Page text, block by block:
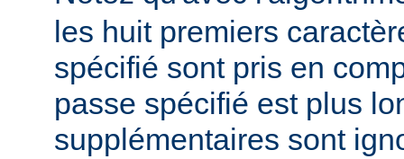
les huit premiers
spécifié sont pris en
passe spécifié est plus
supplémentaires sont